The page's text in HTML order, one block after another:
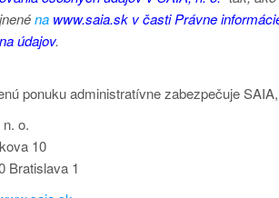
na www.saia.sk v časti Právne
údajov.
ponuku administratívne zabezpečuje
o.
10
Bratislava 1